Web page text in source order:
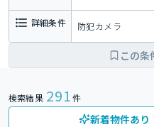
詳細条件 防犯カメラ
この条
検索結果 291件
新着物件あり